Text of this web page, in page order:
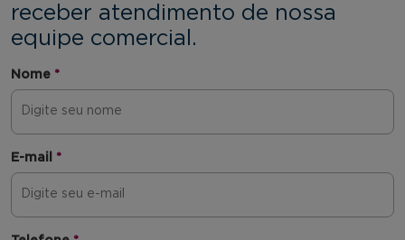
receber atendimento de nossa
equipe comercial.
Nome *
E-mail *